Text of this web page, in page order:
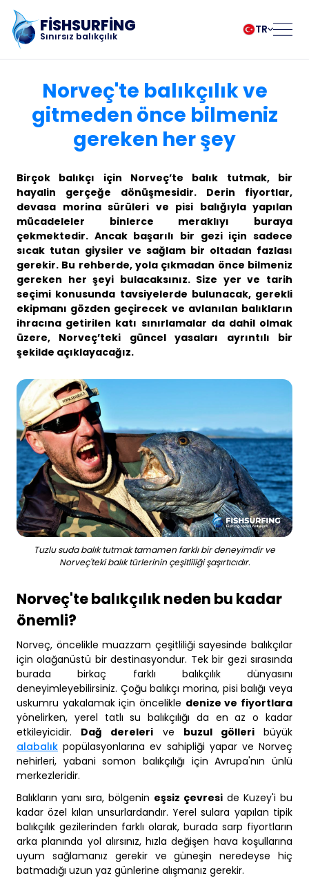
FISHSURFING
Sınırsız balıkçılık
TR
български
Čeština
Dansk
Deutsch
Español
Français
Italiano
Magyar
Nederlands
Norsk
Polski
Português
Românesc
Pусский
Slovenčina
Suomalainen
Svenska
Türk
Українська
Blog
Uygulama hakkında
Fishsurfing
Business
Norveç'te balıkçılık ve
gitmeden önce bilmeniz
gereken her şey
Birçok balıkçı için Norveç’te balık tutmak, bir
hayalin gerçeğe dönüşmesidir. Derin fiyortlar,
devasa morina sürüleri ve pisi balığıyla yapılan
mücadeleler binlerce meraklıyı buraya
çekmektedir. Ancak başarılı bir gezi için sadece
sıcak tutan giysiler ve sağlam bir oltadan fazlası
gerekir. Bu rehberde, yola çıkmadan önce bilmeniz
gereken her şeyi bulacaksınız. Size yer ve tarih
seçimi konusunda tavsiyelerde bulunacak, gerekli
ekipmanı gözden geçirecek ve avlanılan balıkların
ihracına getirilen katı sınırlamalar da dahil olmak
üzere, Norveç’teki güncel yasaları ayrıntılı bir
şekilde açıklayacağız.
Tuzlu suda balık tutmak tamamen farklı bir deneyimdir ve
Norveç'teki balık türlerinin çeşitliliği şaşırtıcıdır.
Norveç'te balıkçılık neden bu kadar
önemli?
Norveç, öncelikle muazzam çeşitliliği sayesinde balıkçılar
için olağanüstü bir destinasyondur. Tek bir gezi sırasında
burada birkaç farklı balıkçılık dünyasını
deneyimleyebilirsiniz. Çoğu balıkçı morina, pisi balığı veya
uskumru yakalamak için öncelikle denize ve fiyortlara
yönelirken, yerel tatlı su balıkçılığı da en az o kadar
etkileyicidir. Dağ dereleri ve buzul gölleribüyük
alabalık popülasyonlarına ev sahipliği yapar ve Norveç
nehirleri, yabani somon balıkçılığı için Avrupa'nın ünlü
merkezleridir.
Balıkların yanı sıra, bölgenin eşsiz çevresi de Kuzey'i bu
kadar özel kılan unsurlardandır. Yerel sulara yapılan tipik
balıkçılık gezilerinden farklı olarak, burada sarp fiyortların
arka planında yol alırsınız, hızla değişen hava koşullarına
uyum sağlamanız gerekir ve güneşin neredeyse hiç
batmadığı uzun yaz günlerine alışmanız gerekir.